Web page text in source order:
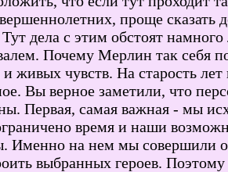
проще сказать
дела с этим обстоят
Почему Мерлин так себя
живых чувств. На старость лет
Вы верное заметили, что
Первая, самая важная - мы
время и наши
Именно на нем мы совершили
выбранных героев.